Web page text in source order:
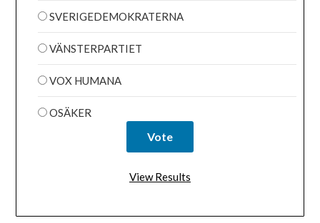
SVERIGEDEMOKRATERNA
VÄNSTERPARTIET
VOX HUMANA
OSÄKER
View Results